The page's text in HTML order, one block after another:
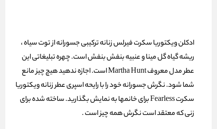
ادکلن ویکتوریا سکرت فیرلس زنانه ترکیبی جسورانه از توت سیاه ،
ریشه گیاه گل مینا و عنبیه بنفش بنفش است. چهره تبلیغاتی این
عطر مدل معروف Martha Hunt است. اجازه ندهید هیچ چیز مانع
شما شود. نگرش جسورانه خود را با رایحه اسپری عطر زنانه ویکتوریا
سکرت Fearless برای خانمها به نمایش بگذارید. ساخته شده برای
زنی که معتقد است نگرش همه چیز است .